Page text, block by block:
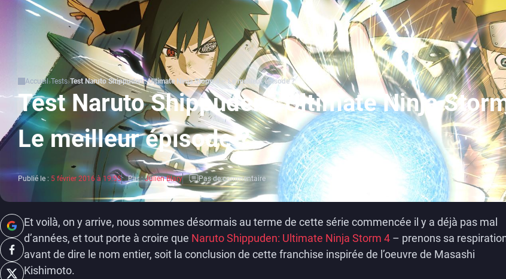
Accueil Tests Test Naruto Shippuden : Ultimate Ninja Storm 4 – Le meilleur épisode ?
Test Naruto Shippuden : Ultimate Ninja
Le meilleur épisode ?
Publié le : 5 février 2016 à 19:55 Par :Julien Blary Pas de commentaire
Et voilà, on y arrive, nous sommes désormais au terme de cette série commencée il y a déjà pas mal
d’années, et tout porte à croire que Naruto Shippuden: Ultimate Ninja Storm 4 – prenons sa
avant de dire le nom entier, soit la conclusion de cette franchise inspirée de l’oeuvre de Masashi
Kishimoto.